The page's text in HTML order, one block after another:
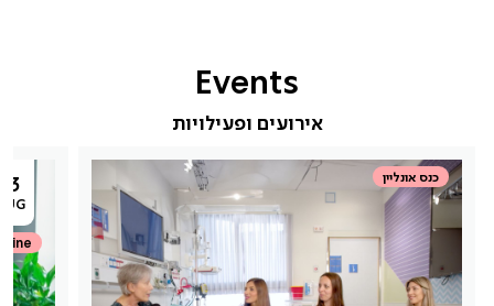
Events
אירועים ופעילויות
כנס אונליין 13